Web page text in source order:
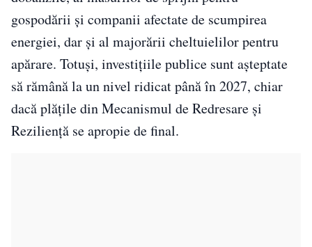
gospodării şi companii afectate de scumpirea
energiei, dar şi al majorării cheltuielilor pentru
apărare. Totuşi, investiţiile publice sunt aşteptate
să rămână la un nivel ridicat până în 2027, chiar
dacă plăţile din Mecanismul de Redresare şi
Rezilienţă se apropie de final.